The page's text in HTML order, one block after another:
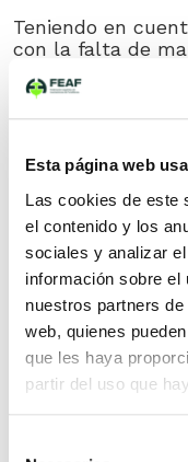
Esta página web
Las cookies de este
el contenido y los
sociales y analizar
información sobre el
nuestros partners
web, quienes
que les haya
partir del uso que
Teniendo en
con la falta de
principal reto
programa de
atención del
Euskadi cuenta
tecnológico y
más
un menor
generaciones.
Es
un sector a la
últimas
hacia un modelo
lo tanto, se hace